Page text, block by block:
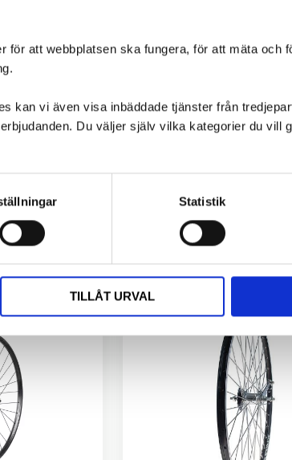
för att webbplatsen ska fungera, för att mäta och
kan vi även visa inbäddade tjänster från
Du väljer själv vilka kategorier du vill
Statistik
TILLÅT URVAL
man kan komma.